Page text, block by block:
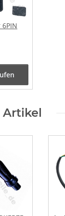
6PIN